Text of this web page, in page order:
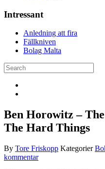
Intressant
Anledning att fira
Fällkniven
Bolag Malta
Ben Horowitz –
The Hard Things
By Tore Friskopp Kategorier
kommentar